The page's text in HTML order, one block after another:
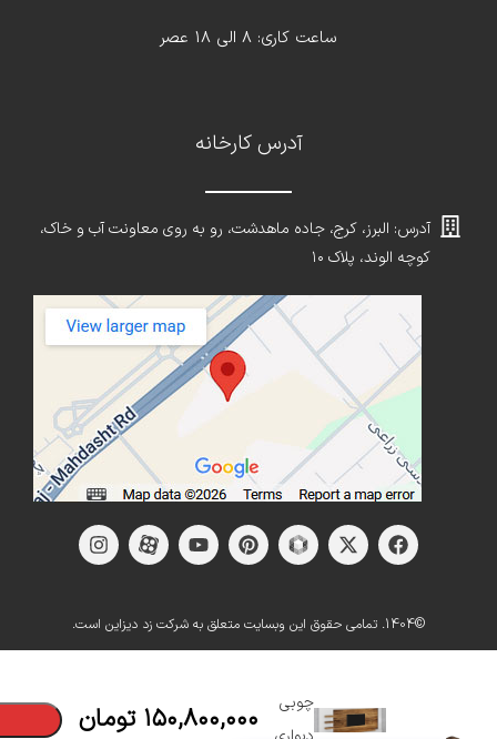
ساعت کاری: 8 الی 18 عصر
آدرس کارخانه
آدرس: البرز، کرج، جاده ماهدشت، رو به روی معاونت آب و خاک،
کوچه الوند، پلاک ۱۰
©1404. تمامی حقوق این وبسایت متعلق به شرکت زد دیزاین است.
میز
چوبی
۱۵۰,۸۰۰,۰۰۰ تومان